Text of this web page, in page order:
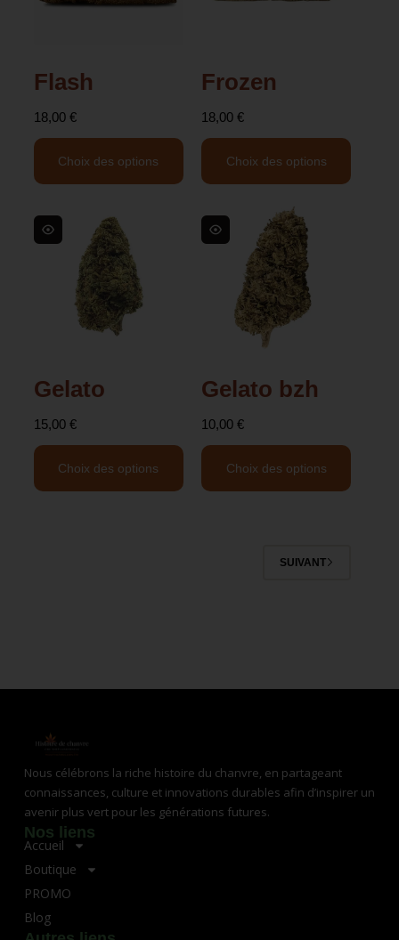
Flash
18,00 €
Choix des options
Frozen
18,00 €
Choix des options
Gelato
15,00 €
Choix des options
Gelato bzh
10,00 €
Choix des options
SUIVANT
Nous célébrons la riche histoire du chanvre, en partageant
connaissances, culture et innovations durables afin d’inspirer un
avenir plus vert pour les générations futures.
Nos liens
Accueil
Boutique
PROMO
Blog